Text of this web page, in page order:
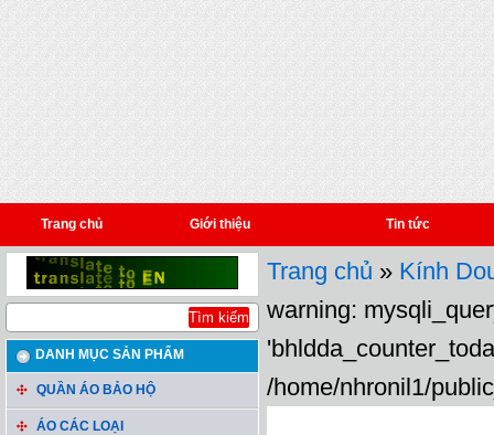
Trang chủ Giới thiệu Tin tức
DANH MỤC SẢN PHẨM
QUẦN ÁO BẢO HỘ
ÁO CÁC LOẠI
Trang chủ » Kính
warning:
/home/nhronil1/